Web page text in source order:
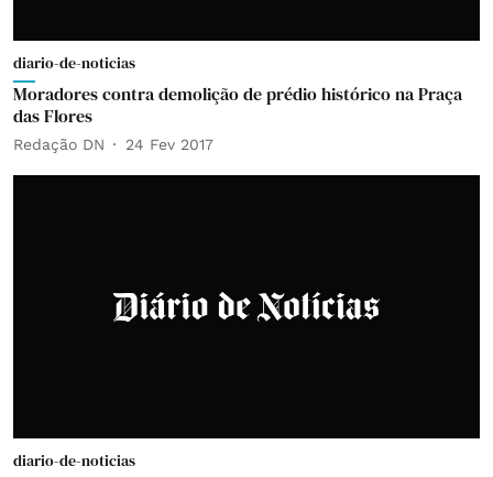
diario-de-noticias
Moradores contra demolição de prédio histórico na Praça
das Flores
Redação DN 24 Fev 2017
diario-de-noticias